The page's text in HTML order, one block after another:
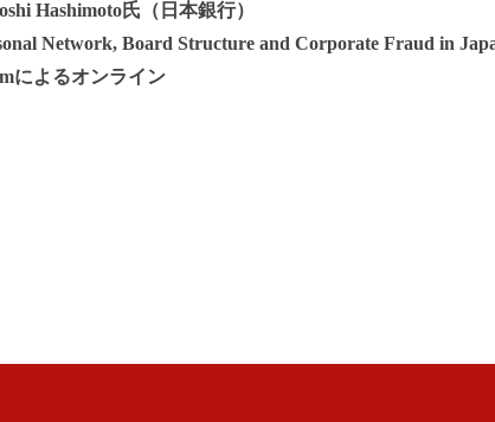
Hashimoto氏（日本銀行）
Network, Board Structure and Corporate Fraud in
によるオンライン